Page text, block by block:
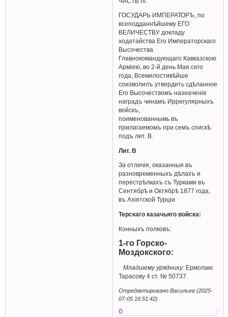
ГОСУДАРЬ ИМПЕРАТОРЪ, по
всеподданнѣйшему ЕГО
ВЕЛИЧЕСТВУ докладу
ходатайства Его Императорскаго
Высочества
Главнокомандующаго Кавказскою
Арміею, во 2-й день Мая сего
года, Всемилостивѣйше
соизволилъ утвердить сдѣланное
Его Высочествомъ назначеніе
наградъ чинамъ Иррегулярныхъ
войскъ,
поименованнымь въ
прилагаемомъ при семъ спискѣ
подъ лит. В.
Лит. В
За отличія, оказанныя въ
разновременныхъ дѣлахъ и
перестрѣлкахъ съ Турками въ
Сентябрѣ и Октябрѣ 1877 года,
въ Азіятской Турціи.
Терскаго казачьяго войска:
Конныхъ полковъ:
1-го Горско-
Моздокского:
Младшему уряднику: Ермолаю
Тарасову 4 ст. № 50737.
Отредактировано Васильев (2025-
07-05 16:51:42)
0